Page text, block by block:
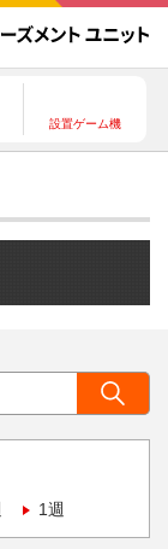
設置ゲーム機
1週